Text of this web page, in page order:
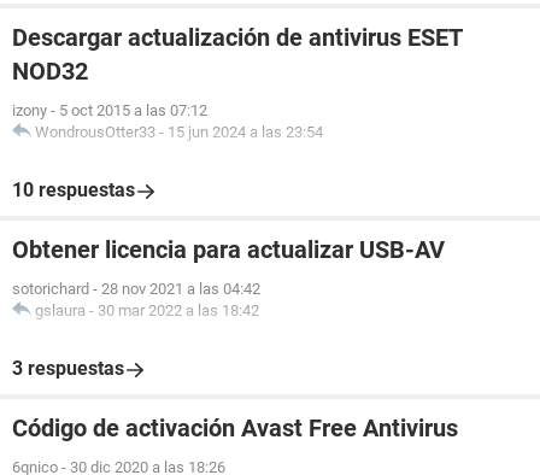
Descargar actualización de antivirus ESET
NOD32
izony - 5 oct 2015 a las 07:12
WondrousOtter33 - 15 jun 2024 a las 23:54
10 respuestas
Obtener licencia para actualizar USB-AV
sotorichard - 28 nov 2021 a las 04:42
gslaura - 30 mar 2022 a las 18:42
3 respuestas
Código de activación Avast Free Antivirus
6qnico - 30 dic 2020 a las 18:26